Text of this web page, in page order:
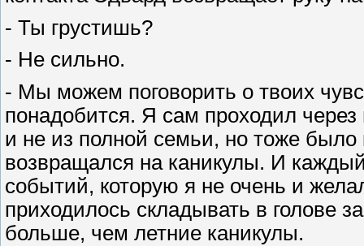
- Ты грустишь?
- Не сильно.
- Мы можем поговорить о твоих
понадобится. Я сам проходил
и не из полной семьи, но тоже
возвращался на каникулы. И
событий, которую я не очень и
приходилось складывать в голове
больше, чем летние каникулы.